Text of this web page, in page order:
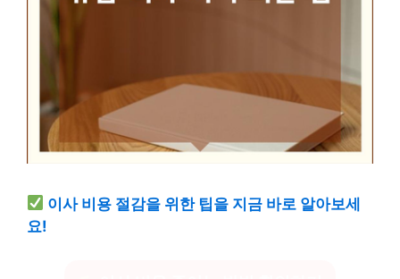
이사 비용 절감을 위한 팁을 지금 바로 알아보세
요!